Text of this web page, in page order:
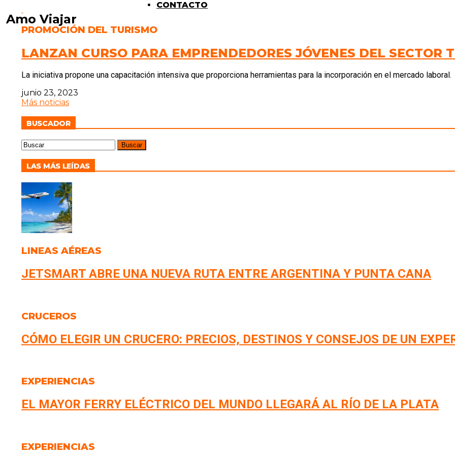
Amo Viajar
CONTACTO
PROMOCIÓN DEL TURISMO
LANZAN CURSO PARA EMPRENDEDORES JÓVENES DEL SECTOR
La iniciativa propone una capacitación intensiva que proporciona herramientas para la incorporación en el mercado laboral.
junio 23, 2023
Más noticias
BUSCADOR
LAS MÁS LEÍDAS
LINEAS AÉREAS
JETSMART ABRE UNA NUEVA RUTA ENTRE ARGENTINA Y PUNTA CANA
CRUCEROS
CÓMO ELEGIR UN CRUCERO: PRECIOS, DESTINOS Y CONSEJOS DE UN
EXPERIENCIAS
EL MAYOR FERRY ELÉCTRICO DEL MUNDO LLEGARÁ AL RÍO DE LA PLATA
EXPERIENCIAS